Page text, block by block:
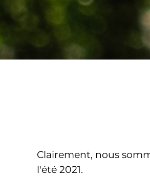
Clairement, nous
l'été 2021.